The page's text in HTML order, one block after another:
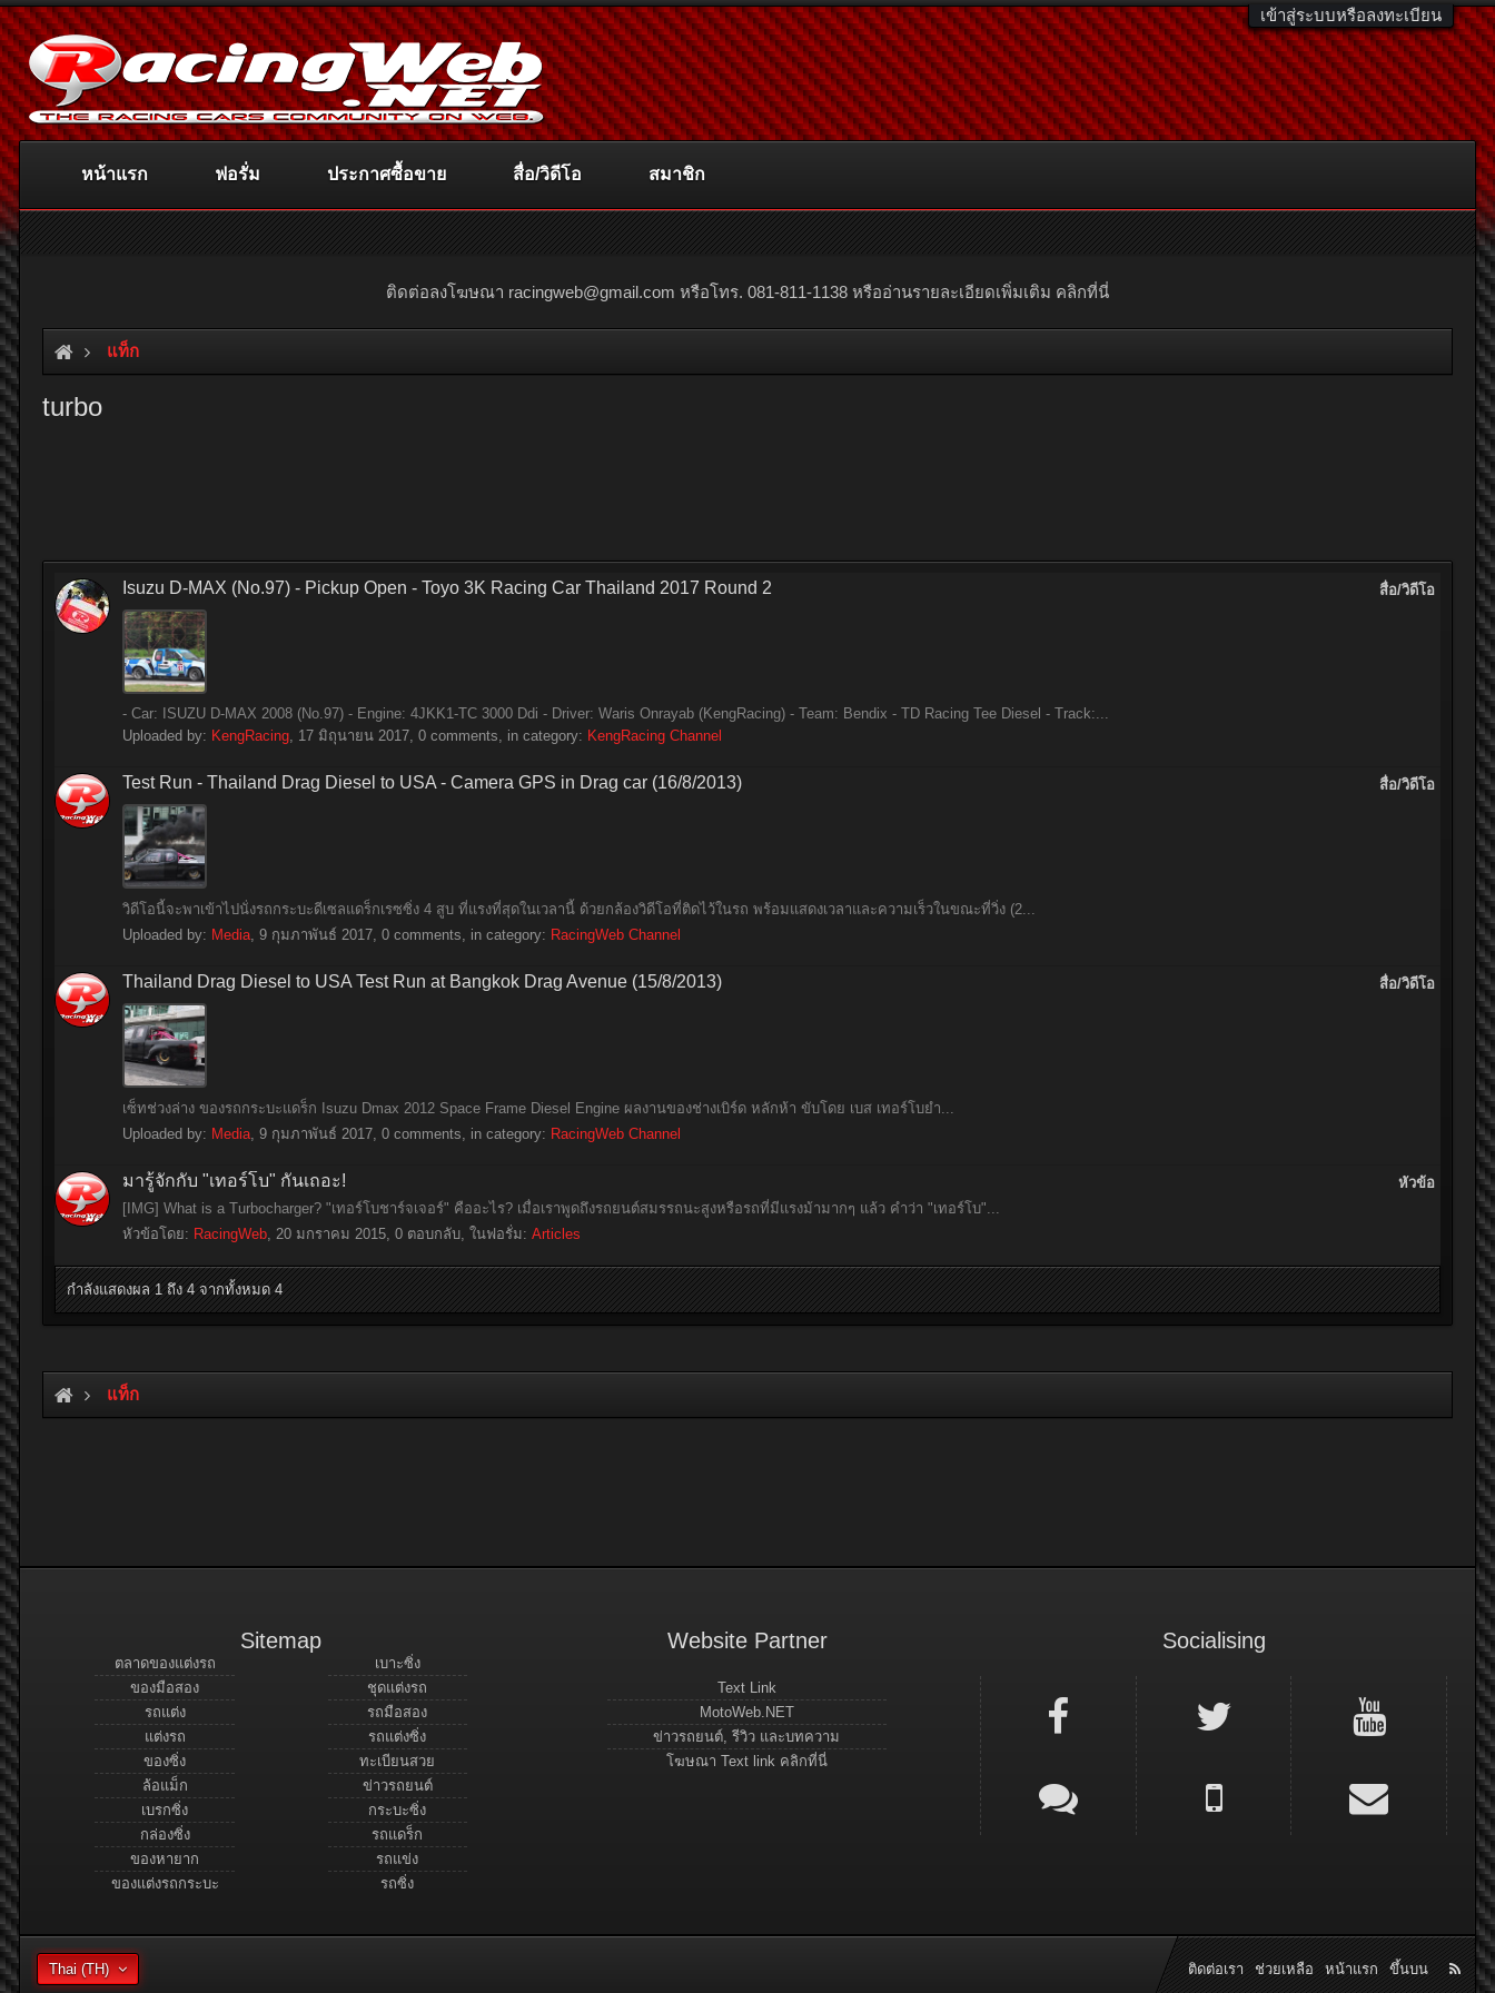
เข้าสู่ระบบหรือลงทะเบียน
ติดต่อลงโฆษณา racingweb@gmail.com หรือโทร. 081-811-1138 หรืออ่านรายละเอียดเพิ่มเติม คลิกที่นี่
แท็ก
turbo
สื่อ/วิดีโอ
Isuzu D-MAX (No.97) - Pickup Open - Toyo 3K Racing Car Thailand 2017 Round 2
- Car: ISUZU D-MAX 2008 (No.97) - Engine: 4JKK1-TC 3000 Ddi - Driver: Waris Onrayab (KengRacing) - Team: Bendix - TD Racing Tee Diesel - Track:...
Uploaded by: KengRacing, 17 มิถุนายน 2017, 0 comments, in category: KengRacing Channel
สื่อ/วิดีโอ
Test Run - Thailand Drag Diesel to USA - Camera GPS in Drag car (16/8/2013)
วิดีโอนี้จะพาเข้าไปนั่งรถกระบะดีเซลแดร็กเรซซิ่ง 4 สูบ ที่แรงที่สุดในเวลานี้ ด้วยกล้องวิดีโอที่ติดไว้ในรถ พร้อมแสดงเวลาและความเร็วในขณะที่วิ่ง (2...
Uploaded by: Media, 9 กุมภาพันธ์ 2017, 0 comments, in category: RacingWeb Channel
สื่อ/วิดีโอ
Thailand Drag Diesel to USA Test Run at Bangkok Drag Avenue (15/8/2013)
เซ็ทช่วงล่าง ของรถกระบะแดร็ก Isuzu Dmax 2012 Space Frame Diesel Engine ผลงานของช่างเบิร์ด หลักห้า ขับโดย เบส เทอร์โบยำ...
Uploaded by: Media, 9 กุมภาพันธ์ 2017, 0 comments, in category: RacingWeb Channel
หัวข้อ
มารู้จักกับ "เทอร์โบ" กันเถอะ!
[IMG] What is a Turbocharger? "เทอร์โบชาร์จเจอร์" คืออะไร? เมื่อเราพูดถึงรถยนต์สมรรถนะสูงหรือรถที่มีแรงม้ามากๆ แล้ว คำว่า "เทอร์โบ"...
หัวข้อโดย: RacingWeb, 20 มกราคม 2015, 0 ตอบกลับ, ในฟอรั่ม: Articles
กำลังแสดงผล 1 ถึง 4 จากทั้งหมด 4
แท็ก
หน้าแรก ฟอรั่ม ประกาศซื้อขาย สื่อ/วิดีโอ สมาชิก
Sitemap
ตลาดของแต่งรถ
ของมือสอง
รถแต่ง
แต่งรถ
ของซิ่ง
ล้อแม็ก
เบรกซิ่ง
กล่องซิ่ง
ของหายาก
ของแต่งรถกระบะ
เบาะซิ่ง
ชุดแต่งรถ
รถมือสอง
รถแต่งซิ่ง
ทะเบียนสวย
ข่าวรถยนต์
กระบะซิ่ง
รถแดร็ก
รถแข่ง
รถซิ่ง
Website Partner
Text Link
MotoWeb.NET
ข่าวรถยนต์, รีวิว และบทความ
โฆษณา Text link คลิกที่นี่
Socialising
Thai (TH) ติดต่อเรา ช่วยเหลือ หน้าแรก ขึ้นบน